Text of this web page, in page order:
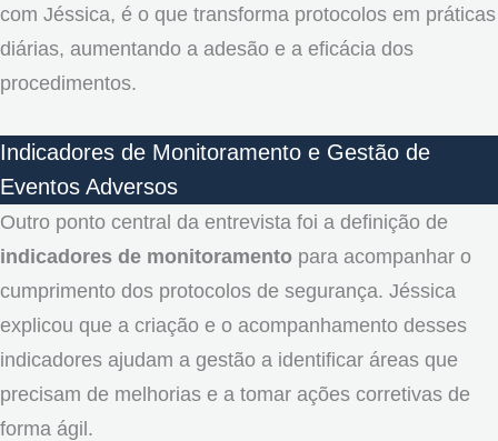
com Jéssica, é o que transforma protocolos em práticas
diárias, aumentando a adesão e a eficácia dos
procedimentos.
Indicadores de Monitoramento e Gestão de
Eventos Adversos
Outro ponto central da entrevista foi a definição de
indicadores de monitoramento para acompanhar o
cumprimento dos protocolos de segurança. Jéssica
explicou que a criação e o acompanhamento desses
indicadores ajudam a gestão a identificar áreas que
precisam de melhorias e a tomar ações corretivas de
forma ágil.